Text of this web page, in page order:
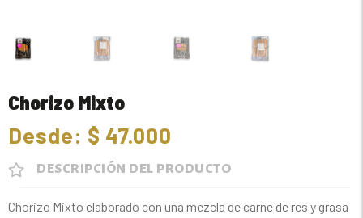
Chorizo Mixto
Desde: $ 47.000
DESCRIPCIÓN DEL PRODUCTO
Chorizo Mixto elaborado con una mezcla de carne de res y grasa